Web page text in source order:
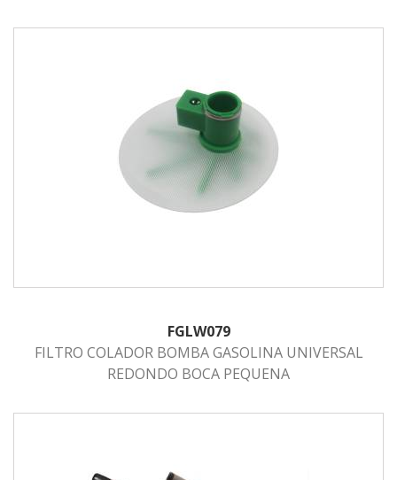
FGLW079
FILTRO COLADOR BOMBA GASOLINA UNIVERSAL
REDONDO BOCA PEQUENA